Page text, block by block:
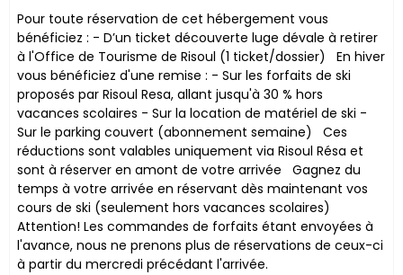
Pour toute réservation de cet hébergement vous
bénéficiez : - D’un ticket découverte luge dévale à retirer
à l'Office de Tourisme de Risoul (1 ticket/dossier) En hiver
vous bénéficiez d'une remise : - Sur les forfaits de ski
proposés par Risoul Resa, allant jusqu'à 30 % hors
vacances scolaires - Sur la location de matériel de ski -
Sur le parking couvert (abonnement semaine) ​Ces
réductions sont valables uniquement via Risoul Résa et
sont à réserver en amont de votre arrivée Gagnez du
temps à votre arrivée en réservant dès maintenant vos
cours de ski (seulement hors vacances scolaires)
Attention! Les commandes de forfaits étant envoyées à
l'avance, nous ne prenons plus de réservations de ceux-ci
à partir du mercredi précédant l'arrivée.